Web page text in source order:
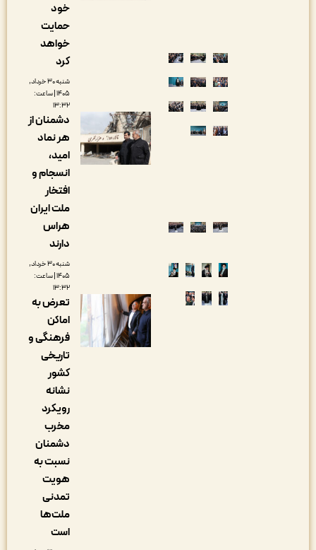
شنبه ۳۰ خرداد,
۱۴۰۵ | ساعت:
دشمنان از
هر نماد
امید،
انسجام و
ملت ایران
شنبه ۳۰ خرداد,
۱۴۰۵ | ساعت:
تعرض به
اماکن
فرهنگی و
دشمنان
نسبت به